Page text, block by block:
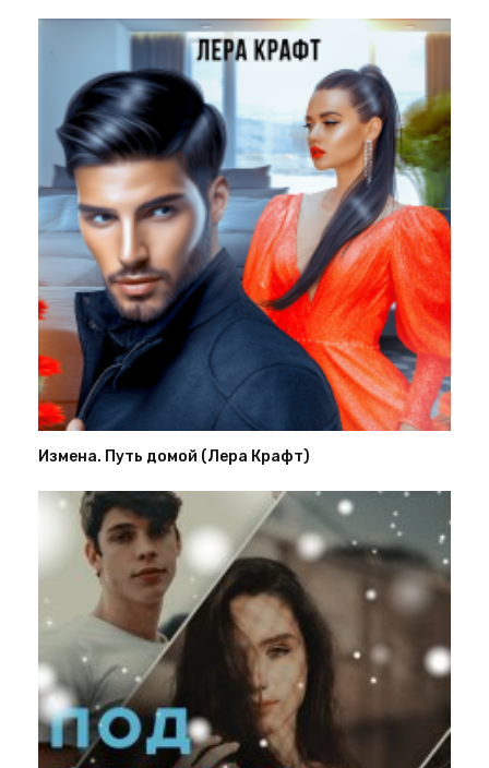
Измена. Путь домой (Лера Крафт)